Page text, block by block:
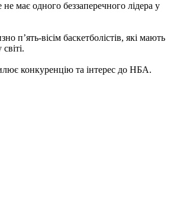
має одного беззаперечного лідера у
п’ять-вісім баскетболістів, які мають
конкуренцію та інтерес до НБА.